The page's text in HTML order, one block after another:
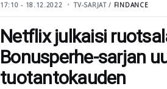
17:10 - 18.12.2022 TV-SARJAT / FINDANCE
Netflix julkaisi
Bonusperhe-sarjan
tuotantokauden